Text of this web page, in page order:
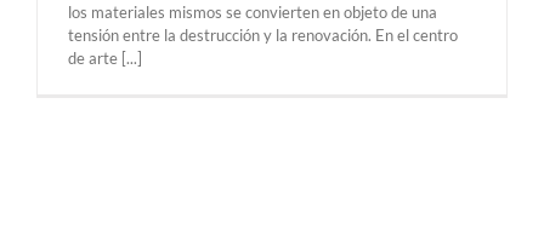
los materiales mismos se convierten en objeto de una
tensión entre la destrucción y la renovación. En el centro
de arte [...]